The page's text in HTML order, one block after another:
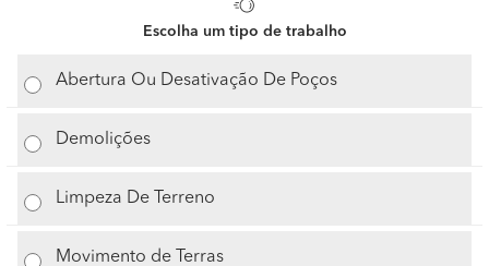
Escolha um tipo de trabalho
Abertura Ou Desativação De Poços
Demolições
Limpeza De Terreno
Movimento de Terras